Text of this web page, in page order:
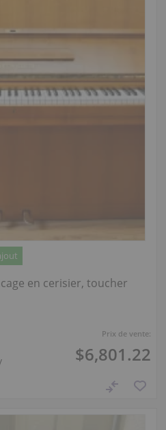
Prix de vente:
$6,801.22
en cerisier, toucher